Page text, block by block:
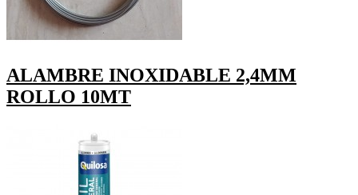
ALAMBRE INOXIDABLE 2,4MM
ROLLO 10MT